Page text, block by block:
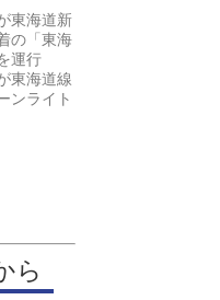
東海道新
の「東海
運行
東海道線
ンライト
ら